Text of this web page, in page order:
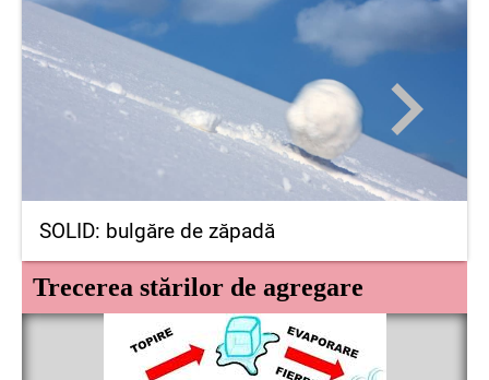
SOLID: bulgăre de zăpadă
Trecerea stărilor de agregare